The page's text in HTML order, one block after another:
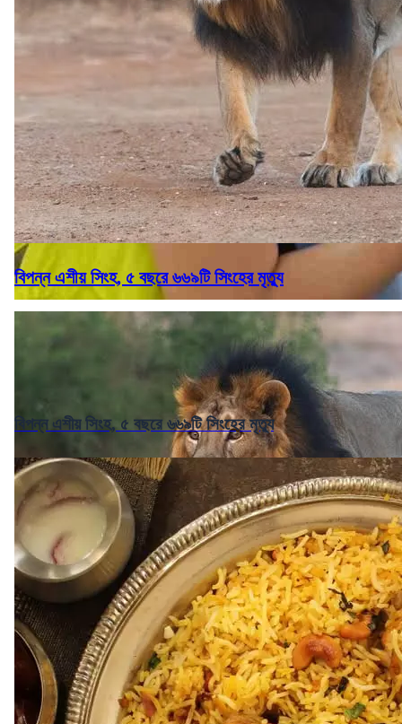
বিপন্ন এশীয় সিংহ, ৫ বছরে ৬৬৯টি সিংহের মৃত্যু
বিপন্ন এশীয় সিংহ, ৫ বছরে ৬৬৯টি সিংহের মৃত্যু